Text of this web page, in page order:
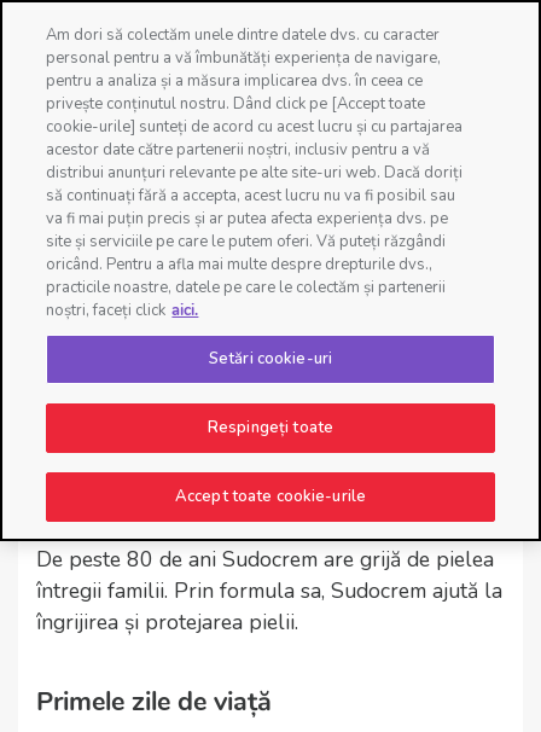
Change location
Aliatul mămicilor
De peste 80 de ani Sudocrem are grijă de pielea
întregii familii. Prin formula sa, Sudocrem ajută la
îngrijirea și protejarea pielii.
Primele zile de viață
Am dori să colectăm unele dintre datele dvs. cu caracter
personal pentru a vă îmbunătăți experiența de navigare,
pentru a analiza și a măsura implicarea dvs. în ceea ce
privește conținutul nostru. Dând click pe [Accept toate
cookie-urile] sunteți de acord cu acest lucru și cu partajarea
acestor date către partenerii noștri, inclusiv pentru a vă
distribui anunțuri relevante pe alte site-uri web. Dacă doriți
să continuați fără a accepta, acest lucru nu va fi posibil sau
va fi mai puțin precis și ar putea afecta experiența dvs. pe
site și serviciile pe care le putem oferi. Vă puteți răzgândi
oricând. Pentru a afla mai multe despre drepturile dvs.,
practicile noastre, datele pe care le colectăm și partenerii
noștri, faceți click aici.
Setări cookie-uri
Respingeți toate
Accept toate cookie-urile